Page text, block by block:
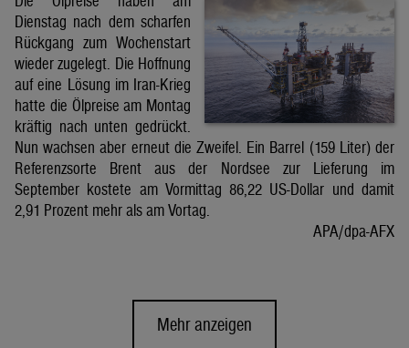
Dienstag nach dem scharfen
Rückgang zum Wochenstart
wieder zugelegt. Die Hoffnung
auf eine Lösung im Iran-Krieg
hatte die Ölpreise am Montag
kräftig nach unten gedrückt.
Nun wachsen aber erneut die Zweifel. Ein Barrel (159 Liter) der
Referenzsorte Brent aus der Nordsee zur Lieferung im
September kostete am Vormittag 86,22 US-Dollar und damit
2,91 Prozent mehr als am Vortag.
APA/dpa-AFX
Mehr anzeigen